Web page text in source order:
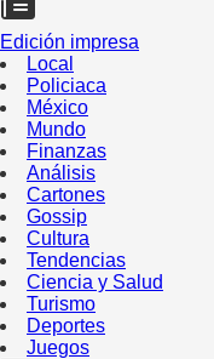
Edición impresa
Local
Policiaca
México
Mundo
Finanzas
Análisis
Cartones
Gossip
Cultura
Tendencias
Ciencia y Salud
Turismo
Deportes
Juegos